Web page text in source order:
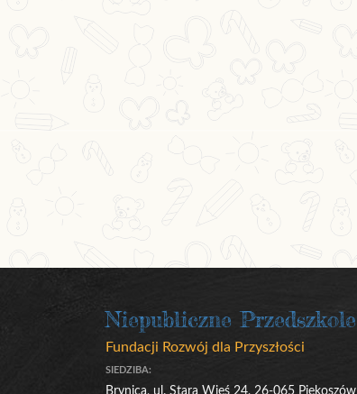
Niepubliczne Przedszkole
Fundacji Rozwój dla Przyszłości
SIEDZIBA:
Brynica, ul. Stara Wieś 24, 26-065 Piekoszów